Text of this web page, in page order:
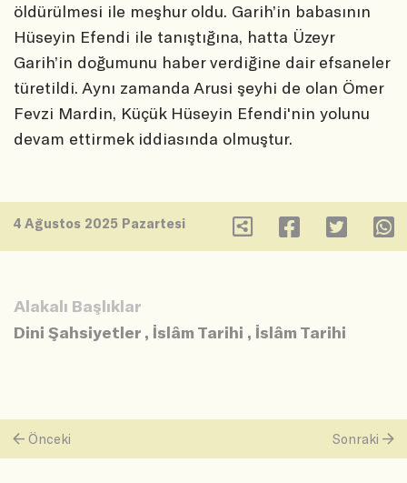
öldürülmesi ile meşhur oldu. Garih’in babasının
Hüseyin Efendi ile tanıştığına, hatta Üzeyr
Garih’in doğumunu haber verdiğine dair efsaneler
türetildi. Aynı zamanda Arusi şeyhi de olan Ömer
Fevzi Mardin, Küçük Hüseyin Efendi'nin yolunu
devam ettirmek iddiasında olmuştur.
4 Ağustos 2025 Pazartesi
Alakalı Başlıklar
Dini Şahsiyetler , İslâm Tarihi , İslâm Tarihi
Önceki Sonraki